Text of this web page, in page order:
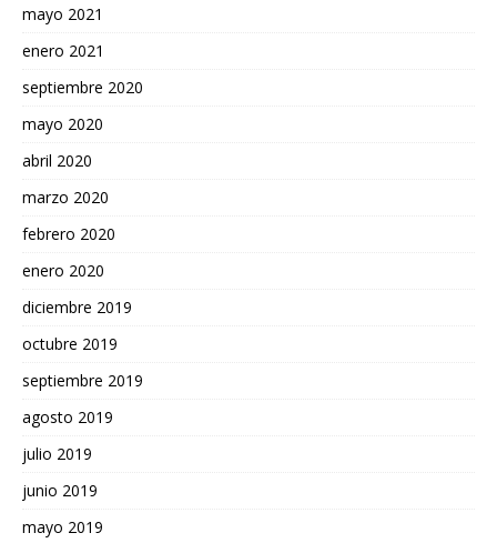
mayo 2021
enero 2021
septiembre 2020
mayo 2020
abril 2020
marzo 2020
febrero 2020
enero 2020
diciembre 2019
octubre 2019
septiembre 2019
agosto 2019
julio 2019
junio 2019
mayo 2019